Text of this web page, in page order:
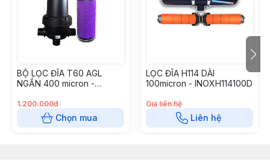
BỘ LỌC ĐĨA T60 AGL
NGẮN 400 micron -
1.200.000đ
Chọn mua
LỌC ĐĨA H114 DÀI
100micron - INOXH114100D
Giá liên hệ
Liên hệ